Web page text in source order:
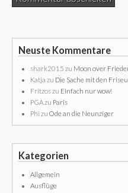
Neuste Kommentare
shark2015 zu Moon over
Katja zu Die Sache mit den
Fritzoszu Einfach nur wow!
PGAzu Paris
Phi zu Ode an die Neunziger
Kategorien
Allgemein
Ausflüge